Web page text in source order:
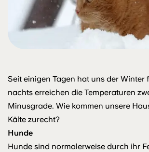
Seit einigen Tagen hat uns der Winter
nachts erreichen die Temperaturen
Minusgrade. Wie kommen unsere
Kälte zurecht?
Hunde
Hunde sind normalerweise durch ihr